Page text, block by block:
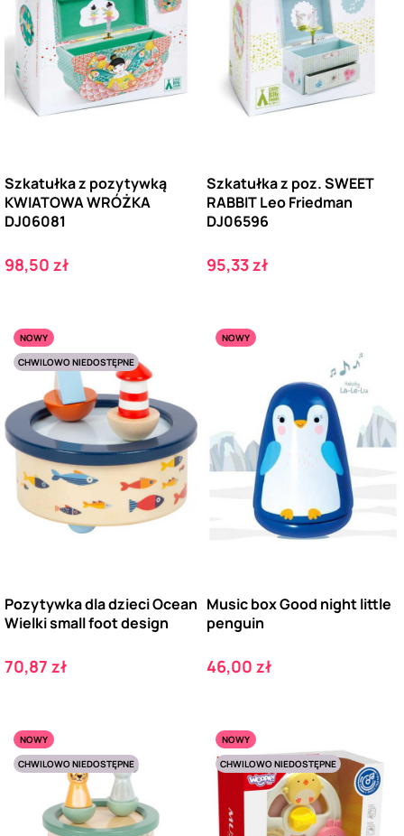
Szkatułka z pozytywką
KWIATOWA WRÓŻKA
DJ06081
Cena
98,50 zł
Szkatułka z poz. SWEET
RABBIT Leo Friedman
DJ06596
Cena
95,33 zł
NOWY
CHWILOWO NIEDOSTĘPNE
Pozytywka dla dzieci Ocean
Wielki small foot design
Cena
70,87 zł
NOWY
Music box Good night little
penguin
Cena
46,00 zł
NOWY
CHWILOWO NIEDOSTĘPNE
NOWY
CHWILOWO NIEDOSTĘPNE